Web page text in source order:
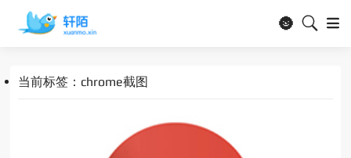
🌚
当前标签：chrome截图